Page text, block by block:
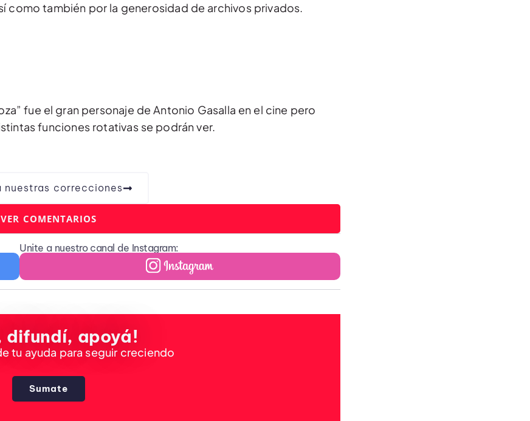
como también por la generosidad de archivos privados.
fue el gran personaje de Antonio Gasalla en el cine pero
funciones rotativas se podrán ver.
nuestras correcciones
VER COMENTARIOS
Unite a nuestro canal de Instagram:
difundí, apoyá!
tu ayuda para seguir creciendo
Sumate